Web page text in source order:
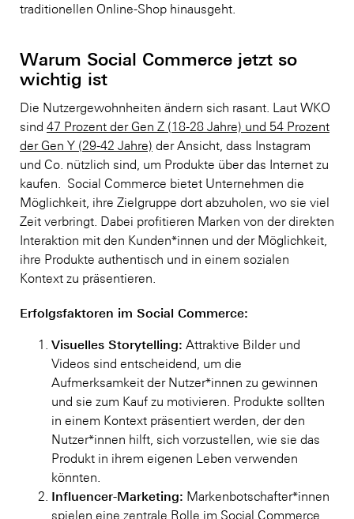
traditionellen Online-Shop hinausgeht.
Warum Social Commerce jetzt so
wichtig ist
Die Nutzergewohnheiten ändern sich rasant. Laut WKO
sind 47 Prozent der Gen Z (18-28 Jahre) und 54 Prozent
der Gen Y (29-42 Jahre) der Ansicht, dass Instagram
und Co. nützlich sind, um Produkte über das Internet zu
kaufen. Social Commerce bietet Unternehmen die
Möglichkeit, ihre Zielgruppe dort abzuholen, wo sie viel
Zeit verbringt. Dabei profitieren Marken von der direkten
Interaktion mit den Kunden*innen und der Möglichkeit,
ihre Produkte authentisch und in einem sozialen
Kontext zu präsentieren.
Erfolgsfaktoren im Social Commerce:
Visuelles Storytelling: Attraktive Bilder und
Videos sind entscheidend, um die
Aufmerksamkeit der Nutzer*innen zu gewinnen
und sie zum Kauf zu motivieren. Produkte sollten
in einem Kontext präsentiert werden, der den
Nutzer*innen hilft, sich vorzustellen, wie sie das
Produkt in ihrem eigenen Leben verwenden
könnten.
Influencer-Marketing: Markenbotschafter*innen
spielen eine zentrale Rolle im Social Commerce.